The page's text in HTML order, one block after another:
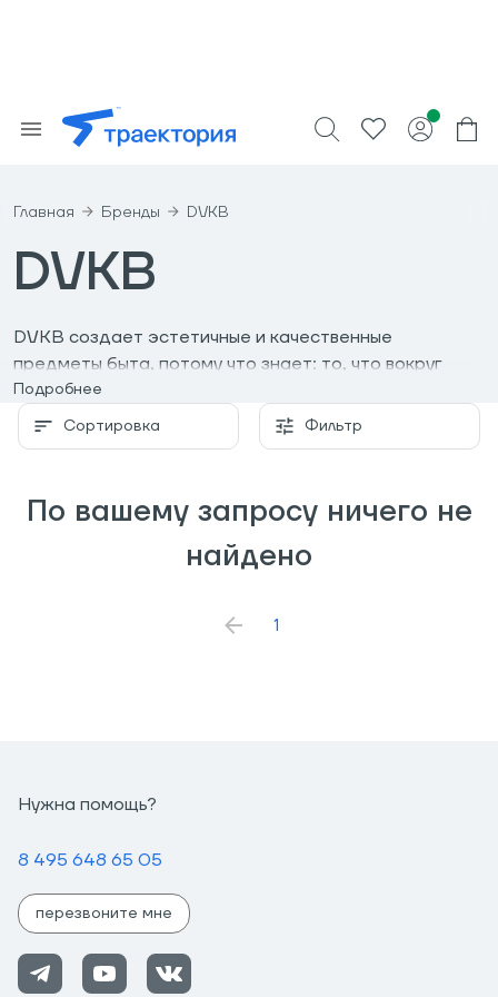
Главная Бренды DVKB
DVKB
DVKB создает эстетичные и качественные
предметы быта, потому что знает: то, что вокруг
нас, влияет на то, что внутри. Жизнь —
повседневность в мелочах, и они хотят, чтобы эти
мелочи были особенными.
Подробнее
Сортировка
Фильтр
По вашему запросу ничего не
найдено
1
Нужна помощь?
8 495 648 65 05
перезвоните мне